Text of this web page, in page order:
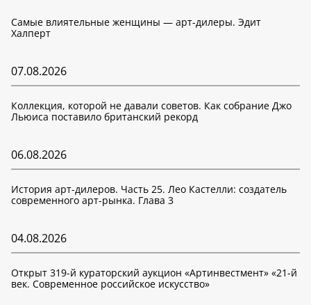
Самые влиятельные женщины — арт-дилеры. Эдит
Халперт
07.08.2026
Коллекция, которой не давали советов. Как собрание Джо
Льюиса поставило британский рекорд
06.08.2026
История арт-дилеров. Часть 25. Лео Кастелли: создатель
современного арт-рынка. Глава 3
04.08.2026
Открыт 319-й кураторский аукцион «Артинвестмент» «21-й
век. Современное российское искусство»